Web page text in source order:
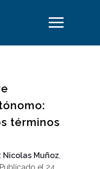
términos
Nicolas Muñoz,